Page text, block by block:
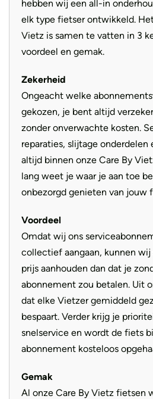
hebben wij een all-in
elk type fietser ontwikkeld.
Vietz is samen te vatten in 3
voordeel en gemak.
Zekerheid
Ongeacht welke
gekozen, je bent altijd
zonder onverwachte kosten.
reparaties, slijtage onderdelen
altijd binnen onze Care By
lang weet je waar je aan toe
onbezorgd genieten van jouw
Voordeel
Omdat wij ons
collectief aangaan, kunnen wij
prijs aanhouden dan dat je
abonnement zou betalen. Uit
dat elke Vietzer gemiddeld
bespaart. Verder krijg je
snelservice en wordt de fiets
abonnement kosteloos
Gemak
Al onze Care By Vietz fietsen